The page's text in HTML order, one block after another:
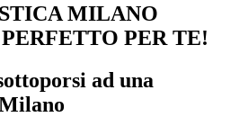
MILANO
PER TE!
ad una